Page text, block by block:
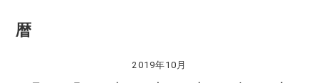
暦
2019年10月